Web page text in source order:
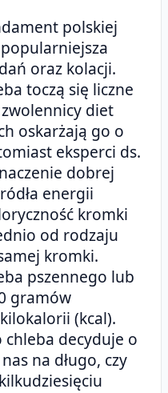
polskiej
oraz kolacji.
toczą się liczne
diet
oskarżają go o
eksperci ds.
dobrej
energii
kromki
od rodzaju
kromki.
pszennego lub
gramów
(kcal).
decyduje o
na długo, czy